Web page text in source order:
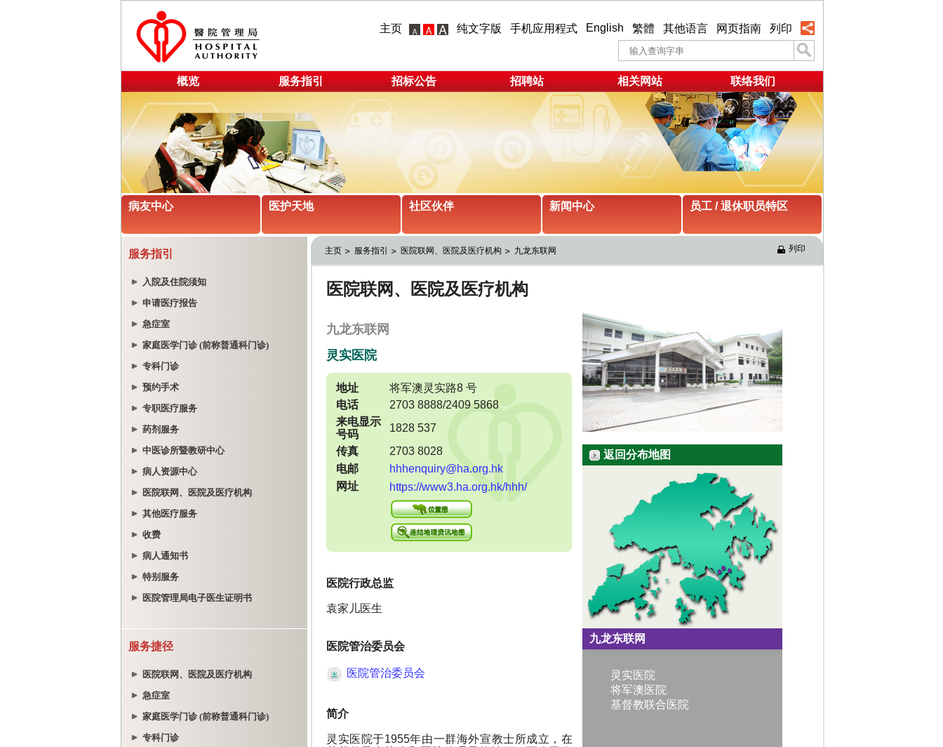
主页 纯文字版 手机应用程式 English 繁體 其他语言 网页指南 列印
概览 服务指引 招标公告 招聘站 相关网站 联络我们
病友中心 医护天地 社区伙伴 新闻中心 员工 / 退休职员特区
服务指引
入院及住院须知
申请医疗报告
急症室
家庭医学门诊 (前称普通科门诊)
专科门诊
预约手术
专职医疗服务
药剂服务
中医诊所暨教研中心
病人资源中心
医院联网、医院及医疗机构
其他医疗服务
收费
病人通知书
特别服务
医院管理局电子医生证明书
服务捷径
医院联网、医院及医疗机构
急症室
家庭医学门诊 (前称普通科门诊)
专科门诊
主页 服务指引 医院联网、医院及医疗机构 九龙东联网 列印